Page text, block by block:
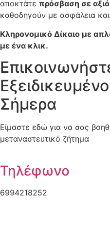
αποκτάτε πρόσβαση σε
καθοδηγούν με ασφάλεια και
Κληρονομικό Δίκαιο με
με ένα κλικ.
Σήμερα
Είμαστε εδώ για να σας
μεταναστευτικό ζήτημα
Τηλέφωνο
6994218252